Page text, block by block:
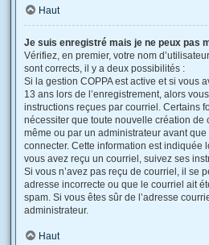
Haut
Je suis enregistré mais je ne peux pas
Vérifiez, en premier, votre nom
sont corrects, il y a deux possibilités :
Si la gestion COPPA est active et si vous
13 ans lors de l’enregistrement, alors
instructions reçues par courriel. Certains
nécessiter que toute nouvelle création de
même ou par un administrateur avant
connecter. Cette information est indiquée
vous avez reçu un courriel, suivez ses
Si vous n’avez pas reçu de courriel, il se
adresse incorrecte ou que le courriel ait
spam. Si vous êtes sûr de l’adresse
administrateur.
Haut